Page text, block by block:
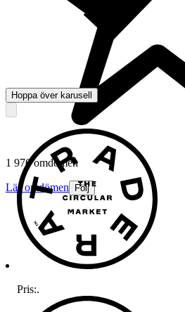
1 976 omdömen
Läs omdömen Följ
Hoppa över karusell
Pris:.